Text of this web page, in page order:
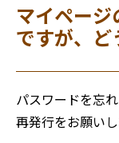
マイペー
ですが、ど
パスワードを忘
再発行をお願いし